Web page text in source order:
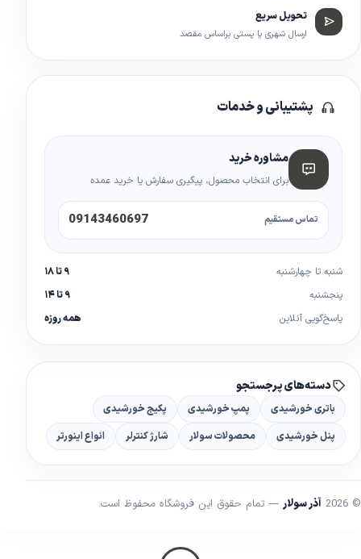
تحویل سریع
ارسال شهری یا پستی براساس مقصد
پشتیبانی و خدمات
مشاوره خرید
برای انتخاب محصول، پیگیری سفارش یا خرید عمده
تماس مستقیم 09143460697
شنبه تا چهارشنبه
۹ تا ۱۸
پنجشنبه
۹ تا ۱۴
پاسخ‌گویی آنلاین
همه روزه
دسته‌های پرجستجو
باتری خورشیدی پمپ خورشیدی
پکیج خورشیدی
پنل خورشیدی
محصولات سولار شارژ کنترلر انواع اینورتر
© 2026 آذر سولار — تمام حقوق این فروشگاه محفوظ است.